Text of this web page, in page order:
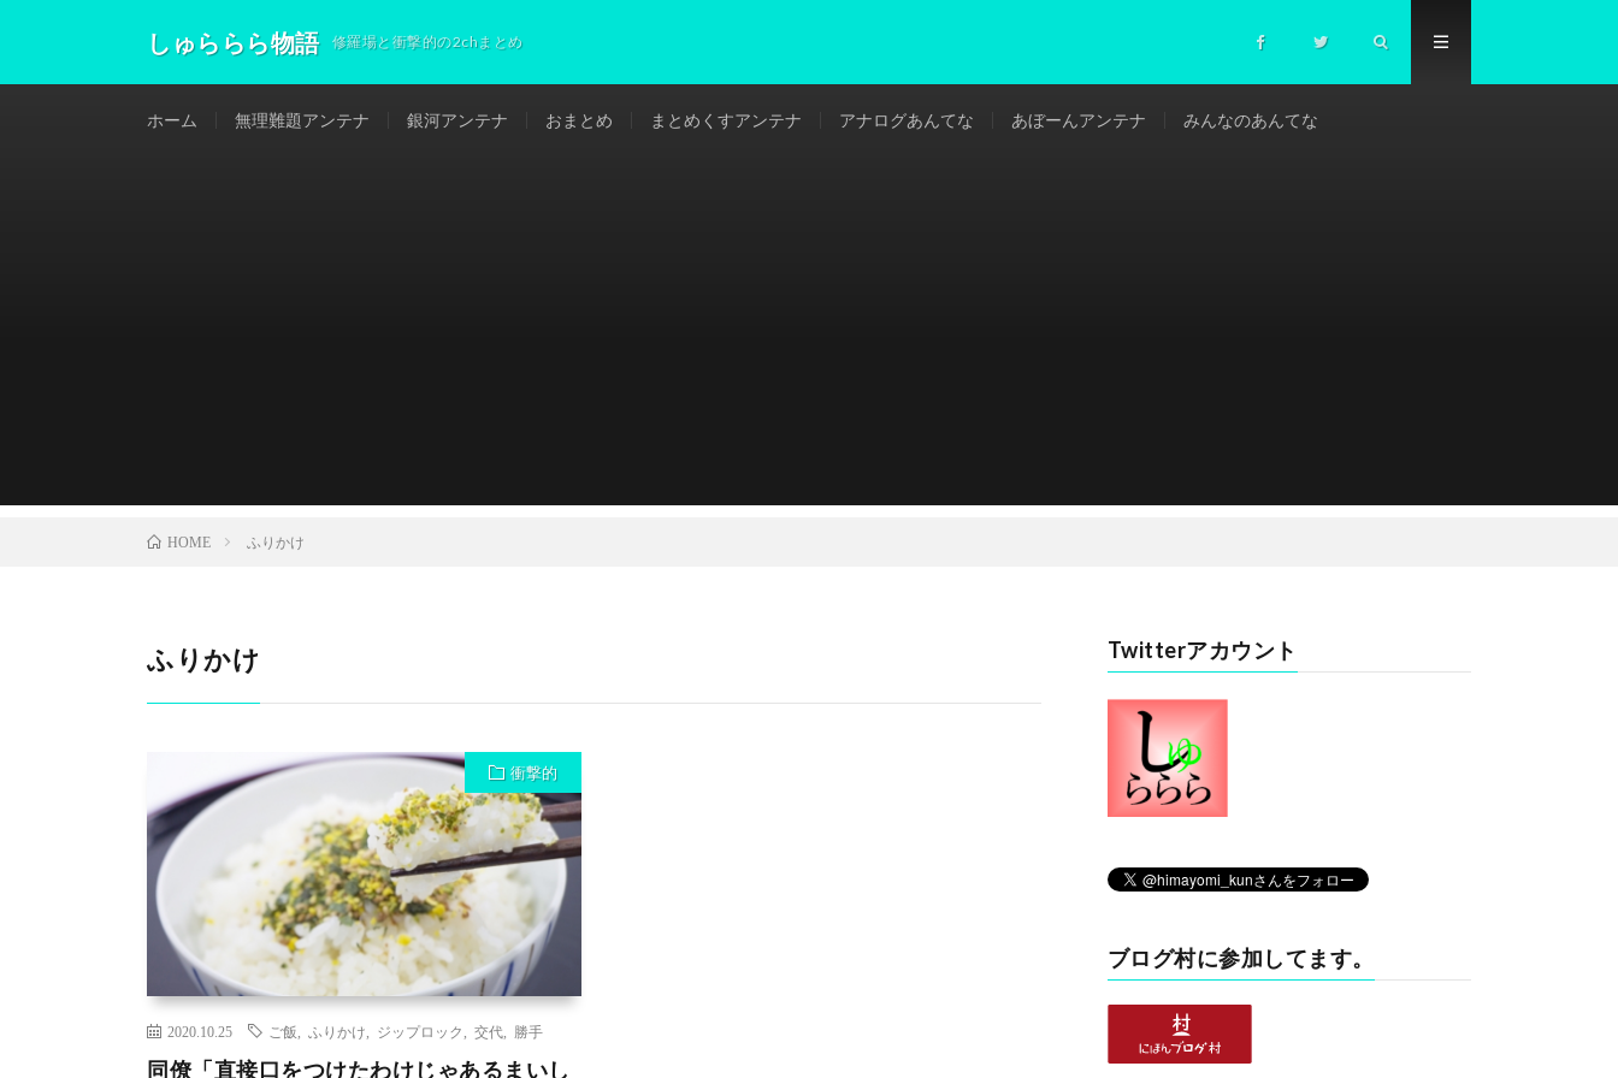
しゅららら物語 修羅場と衝撃的の2chまとめ
ホーム 無理難題アンテナ 銀河アンテナ おまとめ まとめくすアンテナ アナログあんてな あぼーんアンテナ みんなのあんてな
HOME ふりかけ
ふりかけ
衝撃的
2020.10.25 ご飯 ふりかけ ジップロック 交代 勝手
同僚「直接口をつけたわけじゃあるまいし
Twitterアカウント
ブログ村に参加してます。